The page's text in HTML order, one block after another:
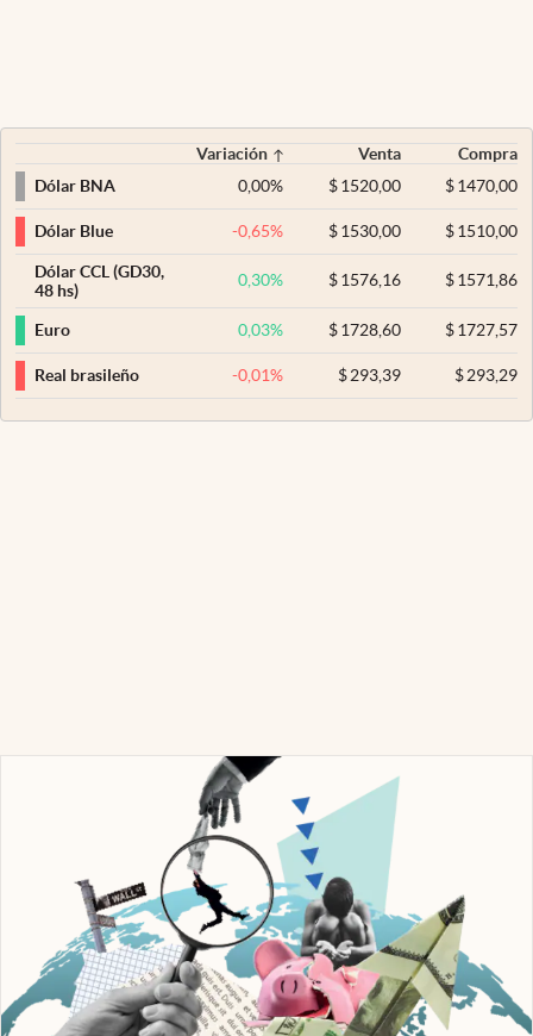
Variación Venta
Compra
Dólar BNA
0,00% $ 1520,00 $1470,00
Dólar Blue -0,65% $ 1530,00 $1510,00
Dólar CCL (GD30,
48 hs)
0,30% $ 1576,16 $1571,86
Euro 0,03% $ 1728,60 $1727,57
Real brasileño -0,01% $ 293,39 $293,29